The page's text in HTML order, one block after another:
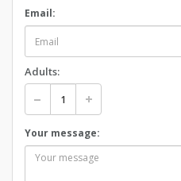
Email:
Adults:
Your message: